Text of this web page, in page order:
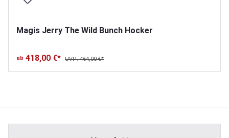
Magis Jerry The Wild Bunch Hocker
ab 418,00 €* UVP: 464,00 €*